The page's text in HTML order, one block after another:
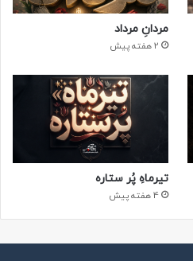
مردانِ مرداد
2 هفته پیش
تیرماهِ پُر ستاره
4 هفته پیش